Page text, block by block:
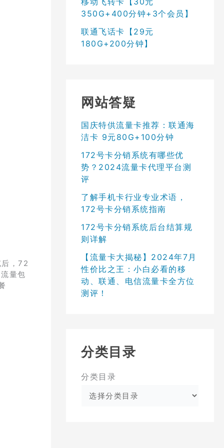
，72
量包
350G+400分钟+3个会员】
联通飞话卡【29元
180G+200分钟】
网站答疑
国庆特供流量卡推荐：联通海
洁卡 9元80G+100分钟
172号卡分销系统有哪些优
势？2024流量卡代理平台测
评
了解手机卡行业专业术语，
172号卡分销系统指南
172号卡分销系统后台结算规
则详解
【流量卡大揭秘】2024年7月
性价比之王：小白必看的移
动、联通、电信流量卡全方位
测评！
分类目录
分类目录